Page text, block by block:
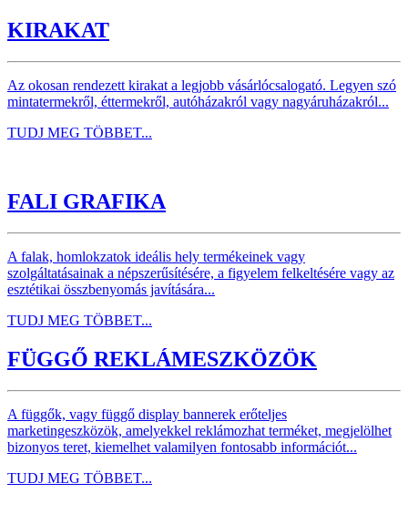
KIRAKAT
Az okosan rendezett kirakat a legjobb vásárlócsalogató. Legyen szó
mintatermekről, éttermekről, autóházakról vagy nagyáruházakról...
TUDJ MEG TÖBBET...
FALI GRAFIKA
A falak, homlokzatok ideális hely termékeinek vagy
szolgáltatásainak a népszerűsítésére, a figyelem felkeltésére vagy az
esztétikai összbenyomás javítására...
TUDJ MEG TÖBBET...
FÜGGŐ REKLÁMESZKÖZÖK
A függők, vagy függő display bannerek erőteljes
marketingeszközök, amelyekkel reklámozhat terméket, megjelölhet
bizonyos teret, kiemelhet valamilyen fontosabb információt...
TUDJ MEG TÖBBET...